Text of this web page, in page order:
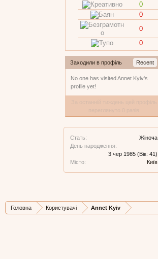
0
0
0
0
Заходили в профіль Recent
No one has visited Annet Kyiv's
profile yet!
Стать:
Жіноча
День народження:
3 чер 1985 (Вік: 41)
Місто:
Київ
Головна Користувачі Annet Kyiv